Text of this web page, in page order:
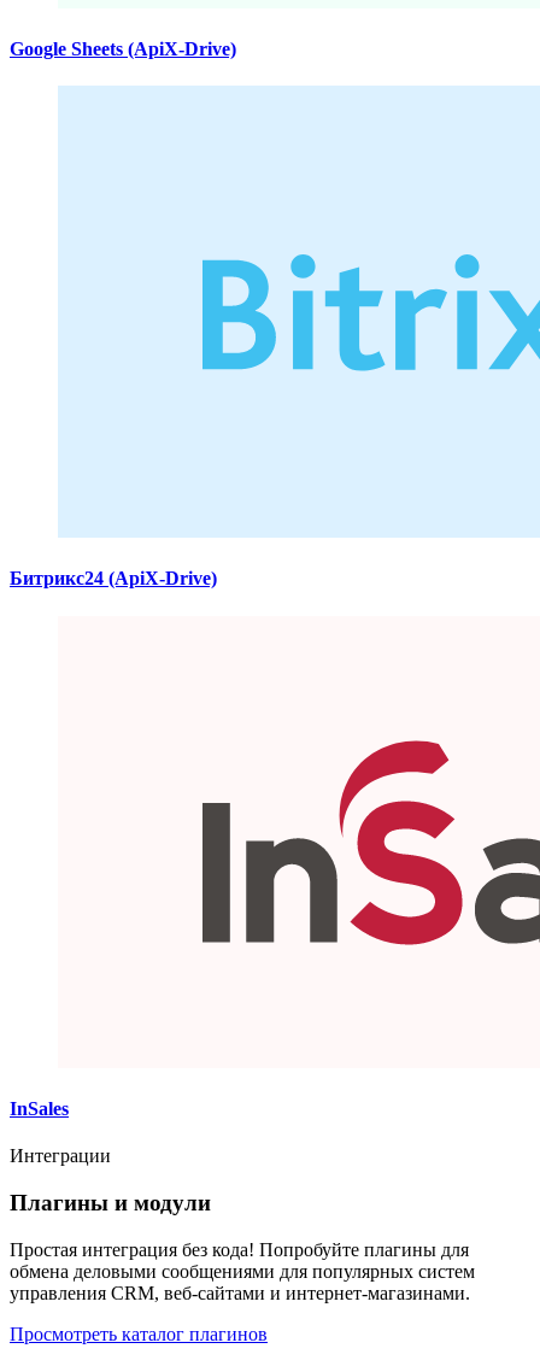
Google Sheets (ApiX-Drive)
Битрикс24 (ApiX-Drive)
InSales
Интеграции
Плагины и модули
Простая интеграция без кода! Попробуйте плагины для
обмена деловыми сообщениями для популярных систем
управления CRM, веб-сайтами и интернет-магазинами.
Просмотреть каталог плагинов